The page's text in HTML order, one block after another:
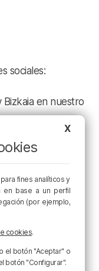
sociales:
Bizkaia en nuestro
al minuto en
programación y
de Telegram
X
fines analíticos y
en base a un perfil
(por ejemplo,
cookies.
el botón "Aceptar" o
botón "Configurar".